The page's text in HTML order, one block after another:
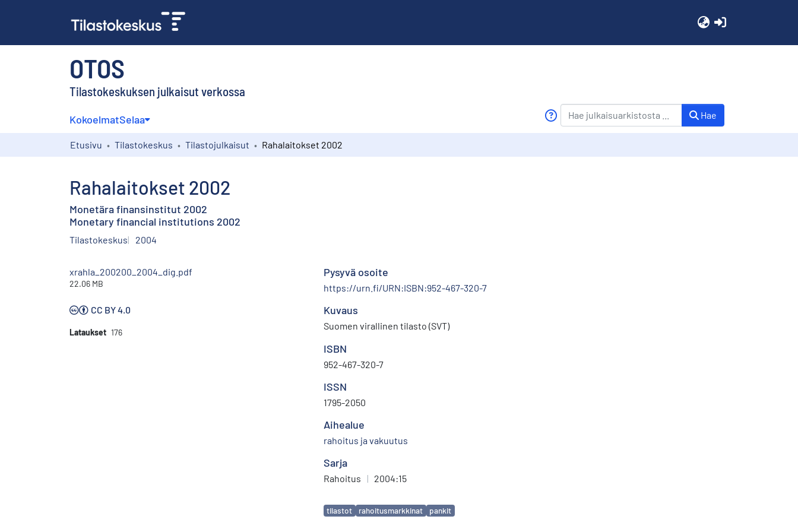
OTOS
Tilastokeskuksen julkaisut verkossa
KokoelmatSelaa Hae
Etusivu Tilastokeskus Tilastojulkaisut Rahalaitokset 2002
Rahalaitokset 2002
Monetära finansinstitut 2002
Monetary financial institutions 2002
Tilastokeskus 2004
xrahla_200200_2004_dig.pdf
22.06 MB
CC BY 4.0
Lataukset 176
Pysyvä osoite
https://urn.fi/URN:ISBN:952-467-320-7
Kuvaus
Suomen virallinen tilasto (SVT)
ISBN
952-467-320-7
ISSN
1795-2050
Aihealue
rahoitus ja vakuutus
Sarja
Rahoitus | 2004:15
Avainsanat
tilastot rahoitusmarkkinat pankit